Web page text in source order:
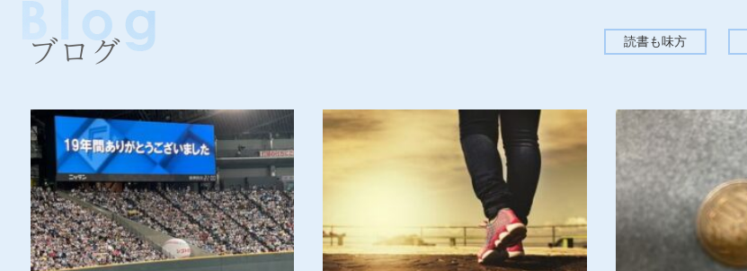
ブログ 読書も味方